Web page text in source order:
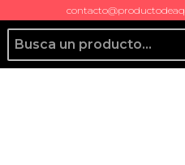
Producto de Aquí